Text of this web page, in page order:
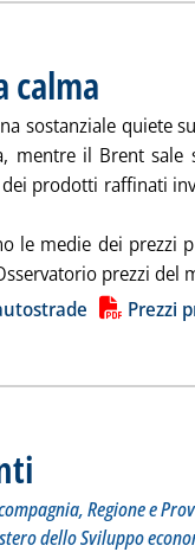
calma
sostanziale quiete
mentre il Brent
prodotti raffinati
le medie dei prezzi
prezzi del
Prezzi
Regione e
dello Sviluppo